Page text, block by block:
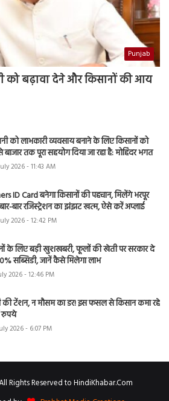
Punjab
को बढ़ावा देने और किसानों की आय
को लाभकारी व्यवसाय बनाने के लिए किसानों को
तक पूरा सहयोग दिया जा रहा है: मोहिंदर भगत
2026 - 11:43 AM
ID Card बनेगा किसानों की पहचान, मिलेंगे भरपूर
बार रजिस्ट्रेशन का झंझट खत्म, ऐसे करें अप्लाई
2026 - 12:42 PM
के लिए बड़ी खुशखबरी, फूलों की खेती पर सरकार दे
सब्सिडी, जानें कैसे मिलेगा लाभ
2026 - 12:46 PM
की टेंशन, न मौसम का डर! इस फसल से किसान कमा रहे
रुपये
2026 - 6:07 PM
Rights Reserved to HindiKhabar.Com